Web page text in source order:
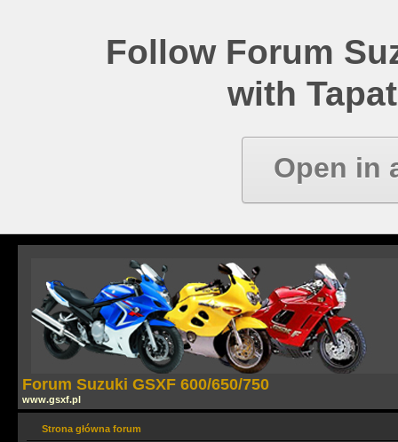
Follow Forum
with
Open in
Forum Suzuki GSXF 600/650/750
www.gsxf.pl
Strona główna forum